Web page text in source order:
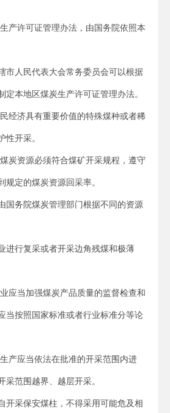
产许可证管理办法，由国务院依照本
市人民代表大会常务委员会可以根据
定本地区煤炭生产许可证管理办法。
经济具有重要价值的特殊煤种或者稀
性开采。
炭资源必须符合煤矿开采规程，遵守
规定的煤炭资源回采率。
国务院煤炭管理部门根据不同的资源
进行复采或者开采边角残煤和极薄
应当加强煤炭产品质量的监督检查和
当按照国家标准或者行业标准分等论
产应当依法在批准的开采范围内进
采范围越界、越层开采。
开采保安煤柱，不得采用可能危及相